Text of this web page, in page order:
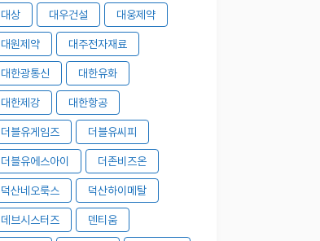
대상 대우건설 대웅제약
대원제약 대주전자재료
대한광통신 대한유화
대한제강 대한항공
더블유게임즈 더블유씨피
더블유에스아이 더존비즈온
덕산네오룩스 덕산하이메탈
데브시스터즈 덴티움